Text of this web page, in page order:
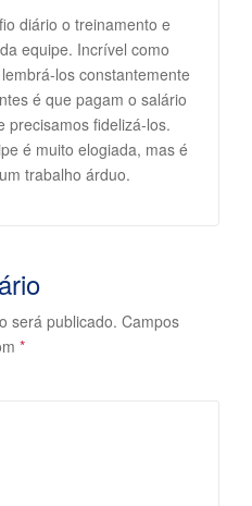
diário o treinamento e
equipe. Incrível como
los constantemente
é que pagam o salário
precisamos fidelizá-los.
é muito elogiada, mas é
trabalho árduo.
será publicado. Campos
*